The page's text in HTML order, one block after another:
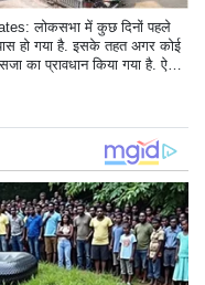
लोकसभा में कुछ दिनों पहले
हो गया है. इसके तहत अगर कोई
का प्रावधान किया गया है. ऐसे
है. यहीं वजह है कि मुंबई-नागपुर जैसे